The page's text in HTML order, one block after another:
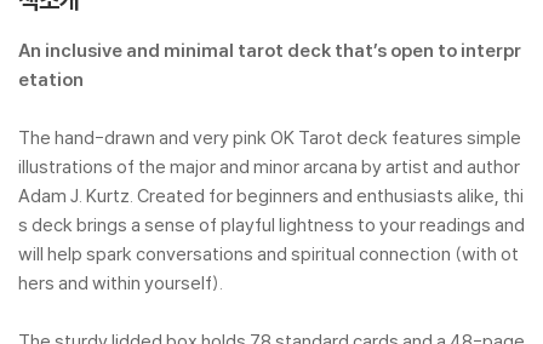
An inclusive and minimal tarot deck that’s open to interpr
etation
The hand-drawn and very pink OK Tarot deck features simple
illustrations of the major and minor arcana by artist and author
Adam J. Kurtz. Created for beginners and enthusiasts alike, thi
s deck brings a sense of playful lightness to your readings and
will help spark conversations and spiritual connection (with ot
hers and within yourself).